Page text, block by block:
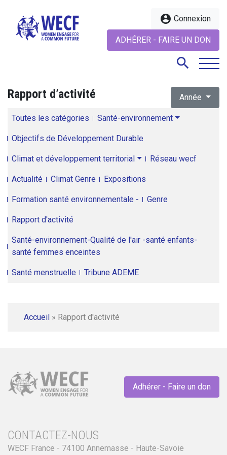
account_circle Connexion
ADHÉRER - FAIRE UN DON
search
Rapport d’activité Année
Toutes les catégories Santé-environnement
Objectifs de Développement Durable
Climat et développement territorial Réseau wecf
Actualité Climat Genre Expositions
Formation santé environnementale - Genre
Rapport d'activité
Santé-environnement-Qualité de l'air -santé enfants-
santé femmes enceintes
Santé menstruelle Tribune ADEME
Accueil » Rapport d'activité
Adhérer - Faire un don
CONTACTEZ-NOUS
WECF France - 74100 Annemasse - Haute-Savoie